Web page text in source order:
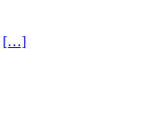
[…]